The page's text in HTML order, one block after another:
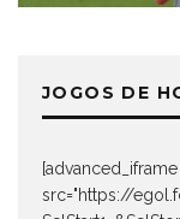
JOGOS DE
src="https://